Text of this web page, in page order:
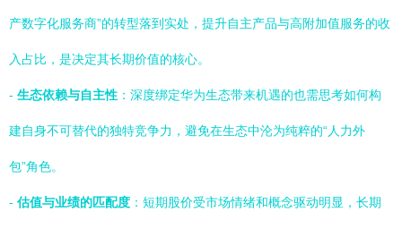
产数字化服务商”的转型落到实处，提升自主产品与高附加值服务的收
入占比，是决定其长期价值的核心。
- 生态依赖与自主性 ：深度绑定华为生态带来机遇的也需思考如何构
建自身不可替代的独特竞争力，避免在生态中沦为纯粹的“人力外
包”角色。
- 估值与业绩的匹配度 ：短期股价受市场情绪和概念驱动明显，长期